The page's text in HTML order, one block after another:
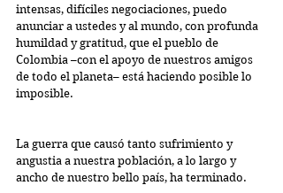
intensas, difíciles negociaciones, puedo
anunciar a ustedes y al mundo, con profunda
humildad y gratitud, que el pueblo de
Colombia –con el apoyo de nuestros amigos
de todo el planeta– está haciendo posible lo
imposible.
La guerra que causó tanto sufrimiento y
angustia a nuestra población, a lo largo y
ancho de nuestro bello país, ha terminado.